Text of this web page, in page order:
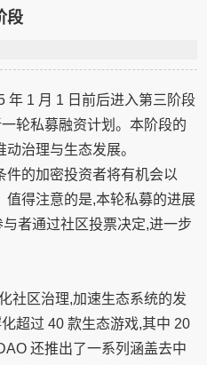
段
年 1 月 1 日前后进入第三阶段
轮私募融资计划。本阶段的
治理与生态发展。
件的加密投资者将有机会以
得注意的是,本轮私募的进展
者通过社区投票决定,进一步
社区治理,加速生态系统的发
超过 40 款生态游戏,其中 20
还推出了一系列涵盖去中